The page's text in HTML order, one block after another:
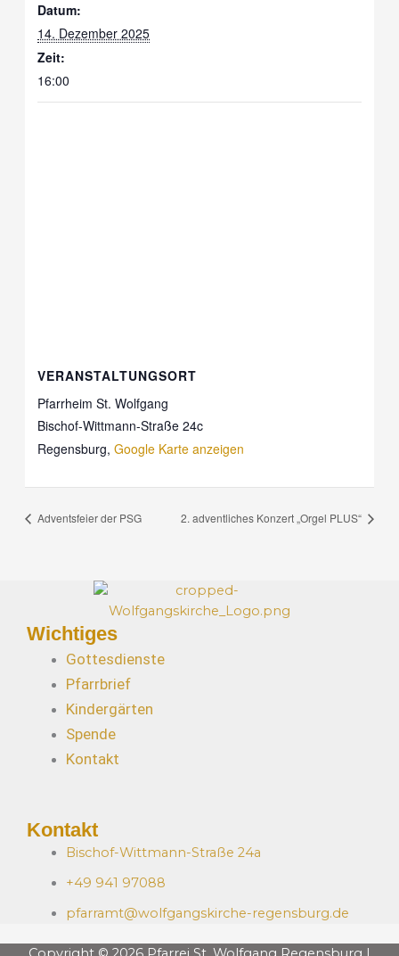
Datum:
14. Dezember 2025
Zeit:
16:00
VERANSTALTUNGSORT
Pfarrheim St. Wolfgang
Bischof-Wittmann-Straße 24c
Regensburg, Google Karte anzeigen
Adventsfeier der PSG 2. adventliches Konzert „Orgel PLUS“
Wichtiges
Gottesdienste
Pfarrbrief
Kindergärten
Spende
Kontakt
Kontakt
Bischof-Wittmann-Straße 24a
+49 941 97088
pfarramt@wolfgangskirche-regensburg.de